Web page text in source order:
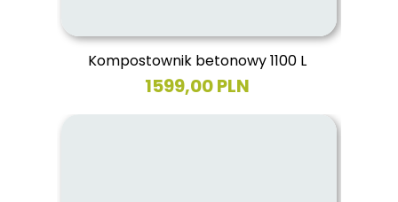
Kompostownik betonowy 1100 L
1599,00 PLN